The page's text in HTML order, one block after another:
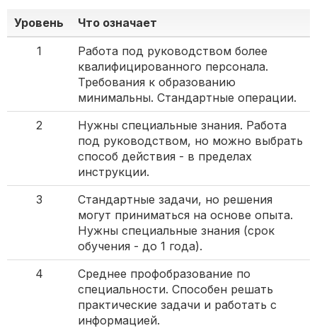
Уровень
Что означает
1
Работа под руководством более
квалифицированного персонала.
Требования к образованию
минимальны. Стандартные операции.
2
Нужны специальные знания. Работа
под руководством, но можно выбрать
способ действия - в пределах
инструкции.
3
Стандартные задачи, но решения
могут приниматься на основе опыта.
Нужны специальные знания (срок
обучения - до 1 года).
4
Среднее профобразование по
специальности. Способен решать
практические задачи и работать с
информацией.